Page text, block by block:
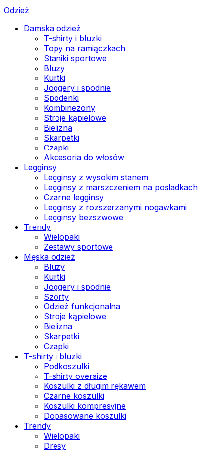
Odzież
Damska odzież
T-shirty i bluzki
Topy na ramiączkach
Staniki sportowe
Bluzy
Kurtki
Joggery i spodnie
Spodenki
Kombinezony
Stroje kąpielowe
Bielizna
Skarpetki
Czapki
Akcesoria do włosów
Legginsy
Legginsy z wysokim stanem
Legginsy z marszczeniem na pośladkach
Czarne legginsy
Legginsy z rozszerzanymi nogawkami
Legginsy bezszwowe
Trendy
Wielopaki
Zestawy sportowe
Męska odzież
Bluzy
Kurtki
Joggery i spodnie
Szorty
Odzież funkcjonalna
Stroje kąpielowe
Bielizna
Skarpetki
Czapki
T-shirty i bluzki
Podkoszulki
T-shirty oversize
Koszulki z długim rękawem
Czarne koszulki
Koszulki kompresyjne
Dopasowane koszulki
Trendy
Wielopaki
Dresy